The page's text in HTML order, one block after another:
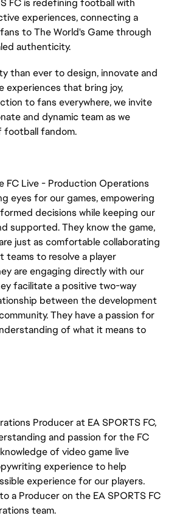
FC is redefining football with
experiences, connecting a
to The World's Game through
authenticity.
than ever to design, innovate and
experiences that bring joy,
to fans everywhere, we invite
and dynamic team as we
fandom.
FC Live - Production Operations
eyes for our games, empowering
decisions while keeping our
supported. They know the game,
just as comfortable collaborating
teams to resolve a player
are engaging directly with our
facilitate a positive two-way
between the development
They have a passion for
of what it means to
Producer at EA SPORTS FC,
and passion for the FC
of video game live
experience to help
experience for our players.
a Producer on the EA SPORTS FC
team.